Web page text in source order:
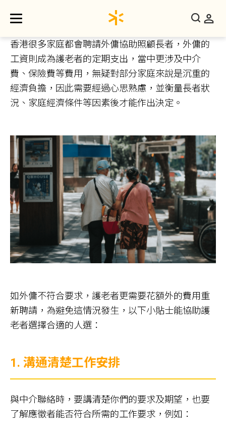
香港很多家庭都會聘請外傭協助照顧長者，外傭的
工資則成為護老者的定期支出，當中更涉及中介
費、保險費等費用，無疑對部分家庭來說是沉重的
經濟負擔，因此需要經過心思熟慮，並衡量長者狀
況、家庭經濟條件等因素後才能作出決定。
如外傭不符合要求，護老者更需要花額外的費用重
新聘請，為避免這情況發生，以下小貼士能協助護
老者選擇合適的人選：
1. 溝通清楚工作安排
與中介聯絡時，要講清楚你們的要求及期望，也要
了解應徵者能否符合所需的工作要求，例如：